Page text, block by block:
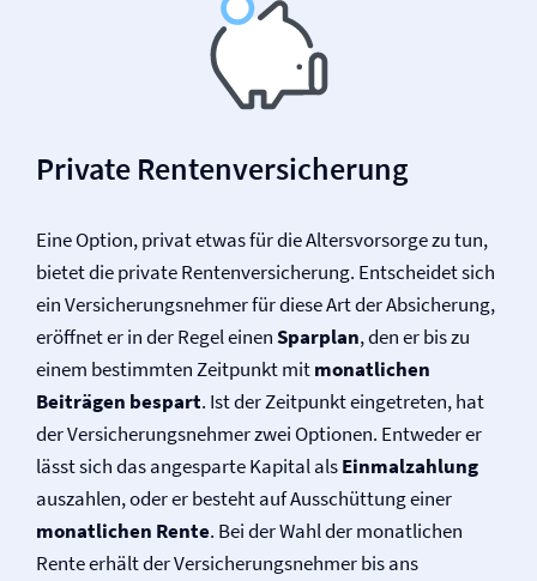
Private Renten­versicherung
Eine Option, privat etwas für die Altersvorsorge zu tun,
bietet die private Renten­versicherung. Entscheidet sich
ein Versicherungsnehmer für diese Art der Absicherung,
eröffnet er in der Regel einenSparplan, den er bis zu
einem bestimmten Zeitpunkt mitmonatlichen
Beiträgen bespart. Ist der Zeitpunkt eingetreten, hat
der Versicherungsnehmer zwei Optionen. Entweder er
lässt sich das angesparte Kapital alsEinmalzahlung
auszahlen, oder er besteht auf Ausschüttung einer
monatlichen Rente. Bei der Wahl der monatlichen
Rente erhält der Versicherungsnehmer bis ans